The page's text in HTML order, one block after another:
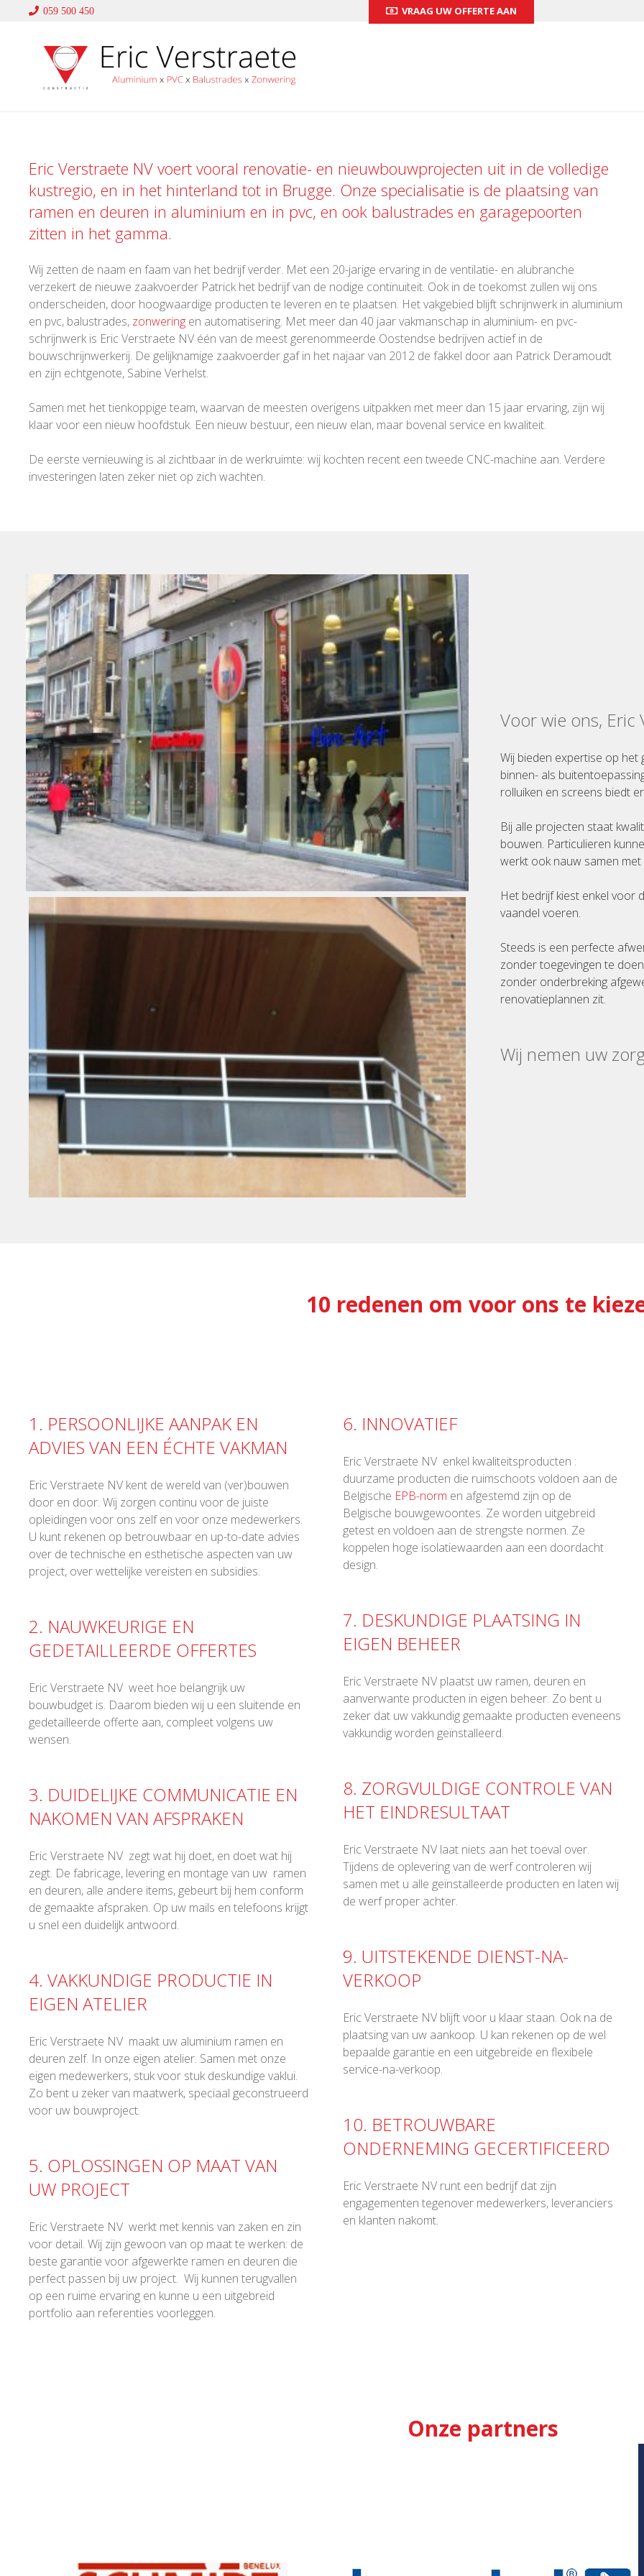
059 500 450 VRAAG UW OFFERTE AAN
Eric Verstraete NV voert vooral renovatie- en nieuwbouwprojecten uit in de volledige
kustregio, en in het hinterland tot in Brugge. Onze specialisatie is de plaatsing van
ramen en deuren in aluminium en in pvc, en ook balustrades en garagepoorten
zitten in het gamma.
Wij zetten de naam en faam van het bedrijf verder. Met een 20-jarige ervaring in de ventilatie- en alubranche
verzekert de nieuwe zaakvoerder Patrick het bedrijf van de nodige continuïteit. Ook in de toekomst zullen wij ons
onderscheiden, door hoogwaardige producten te leveren en te plaatsen. Het vakgebied blijft schrijnwerk in aluminium
en pvc, balustrades, zonwering en automatisering. Met meer dan 40 jaar vakmanschap in aluminium- en pvc-
schrijnwerk is Eric Verstraete NV één van de meest gerenommeerde Oostendse bedrijven actief in de
bouwschrijnwerkerij. De gelijknamige zaakvoerder gaf in het najaar van 2012 de fakkel door aan Patrick Deramoudt
en zijn echtgenote, Sabine Verhelst.
Samen met het tienkoppige team, waarvan de meesten overigens uitpakken met meer dan 15 jaar ervaring, zijn wij
klaar voor een nieuw hoofdstuk. Een nieuw bestuur, een nieuw elan, maar bovenal service en kwaliteit.
De eerste vernieuwing is al zichtbaar in de werkruimte: wij kochten recent een tweede CNC-machine aan. Verdere
investeringen laten zeker niet op zich wachten.
Voor wie ons, Eric
Wij bieden expertise op het
binnen- als
rolluiken en screens biedt
Bij alle projecten staat
bouwen. Particulieren
werkt ook nauw samen
Het bedrijf kiest enkel voor
vaandel voeren.
Steeds is een perfecte
zonder toegevingen te
zonder onderbreking
renovatieplannen zit.
Wij nemen uw
10 redenen om voor ons te
1. PERSOONLIJKE AANPAK EN
ADVIES VAN EEN ÉCHTE VAKMAN
Eric Verstraete NV kent de wereld van (ver)bouwen
door en door. Wij zorgen continu voor de juiste
opleidingen voor ons zelf en voor onze medewerkers.
U kunt rekenen op betrouwbaar en up-to-date advies
over de technische en esthetische aspecten van uw
project, over wettelijke vereisten en subsidies.
2. NAUWKEURIGE EN
GEDETAILLEERDE OFFERTES
Eric Verstraete NV weet hoe belangrijk uw
bouwbudget is. Daarom bieden wij u een sluitende en
gedetailleerde offerte aan, compleet volgens uw
wensen.
3. DUIDELIJKE COMMUNICATIE EN
NAKOMEN VAN AFSPRAKEN
Eric Verstraete NV zegt wat hij doet, en doet wat hij
zegt. De fabricage, levering en montage van uw ramen
en deuren, alle andere items, gebeurt bij hem conform
de gemaakte afspraken. Op uw mails en telefoons krijgt
u snel een duidelijk antwoord.
4. VAKKUNDIGE PRODUCTIE IN
EIGEN ATELIER
Eric Verstraete NV maakt uw aluminium ramen en
deuren zelf. In onze eigen atelier. Samen met onze
eigen medewerkers, stuk voor stuk deskundige vaklui.
Zo bent u zeker van maatwerk, speciaal geconstrueerd
voor uw bouwproject.
5. OPLOSSINGEN OP MAAT VAN
UW PROJECT
Eric Verstraete NV werkt met kennis van zaken en zin
voor detail. Wij zijn gewoon van op maat te werken: de
beste garantie voor afgewerkte ramen en deuren die
perfect passen bij uw project. Wij kunnen terugvallen
op een ruime ervaring en kunne u een uitgebreid
portfolio aan referenties voorleggen.
6. INNOVATIEF
Eric Verstraete NV enkel kwaliteitsproducten :
duurzame producten die ruimschoots voldoen aan de
Belgische EPB-norm en afgestemd zijn op de
Belgische bouwgewoontes. Ze worden uitgebreid
getest en voldoen aan de strengste normen. Ze
koppelen hoge isolatiewaarden aan een doordacht
design.
7. DESKUNDIGE PLAATSING IN
EIGEN BEHEER
Eric Verstraete NV plaatst uw ramen, deuren en
aanverwante producten in eigen beheer. Zo bent u
zeker dat uw vakkundig gemaakte producten eveneens
vakkundig worden geïnstalleerd.
8. ZORGVULDIGE CONTROLE VAN
HET EINDRESULTAAT
Eric Verstraete NV laat niets aan het toeval over.
Tijdens de oplevering van de werf controleren wij
samen met u alle geïnstalleerde producten en laten wij
de werf proper achter.
9. UITSTEKENDE DIENST-NA-
VERKOOP
Eric Verstraete NV blijft voor u klaar staan. Ook na de
plaatsing van uw aankoop. U kan rekenen op de wel
bepaalde garantie en een uitgebreide en flexibele
service-na-verkoop.
10. BETROUWBARE
ONDERNEMING GECERTIFICEERD
Eric Verstraete NV runt een bedrijf dat zijn
engagementen tegenover medewerkers, leveranciers
en klanten nakomt.
Onze partners